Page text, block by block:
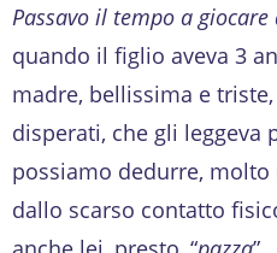
Passavo il tempo a giocare
quando il figlio aveva 3
madre, bellissima e
disperati, che gli leggeva
possiamo dedurre,
dallo scarso contatto